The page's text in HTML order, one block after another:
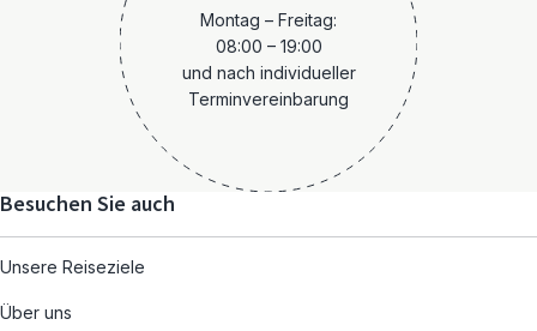
Montag – Freitag:
08:00 – 19:00
und nach individueller
Terminvereinbarung
Besuchen Sie auch
Unsere Reiseziele
Über uns